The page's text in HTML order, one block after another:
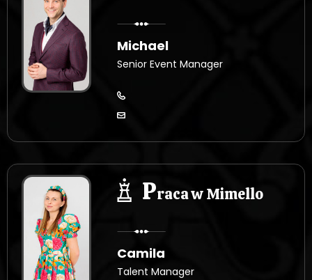
Michael
Senior Event Manager
Praca w Mimello
Camila
Talent Manager